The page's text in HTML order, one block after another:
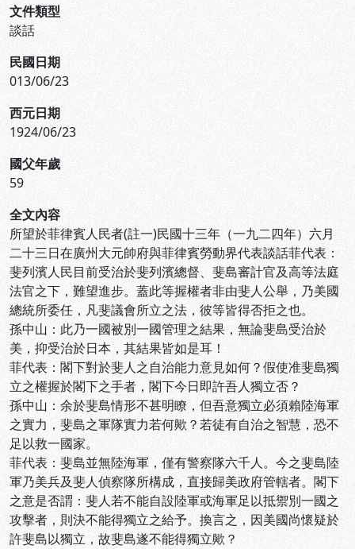
文件類型
談話
民國日期
013/06/23
西元日期
1924/06/23
國父年歲
59
全文內容
所望於菲律賓人民者(註一)民國十三年（一九二四年）六月
二十三日在廣州大元帥府與菲律賓勞動界代表談話菲代表：
斐列濱人民目前受治於斐列濱總督、斐島審計官及高等法庭
法官之下，難望進步。蓋此等握權者非由斐人公舉，乃美國
總統所委任，凡斐議會所立之法，彼等皆得否拒之也。
孫中山：此乃一國被別一國管理之結果，無論斐島受治於
美，抑受治於日本，其結果皆如是耳！
菲代表：閣下對於斐人之自治能力意見如何？假使准斐島獨
立之權握於閣下之手者，閣下今日即許吾人獨立否？
孫中山：余於斐島情形不甚明瞭，但吾意獨立必須賴陸海軍
之實力，斐島之軍隊實力若何歟？若徒有自治之智慧，恐不
足以救一國家。
菲代表：斐島並無陸海軍，僅有警察隊六千人。今之斐島陸
軍乃美兵及斐人偵察隊所構成，直接歸美政府管轄者。閣下
之意是否謂：斐人若不能自設陸軍或海軍足以抵禦別一國之
攻擊者，則決不能得獨立之給予。換言之，因美國尚懷疑於
許斐島以獨立，故斐島遂不能得獨立歟？